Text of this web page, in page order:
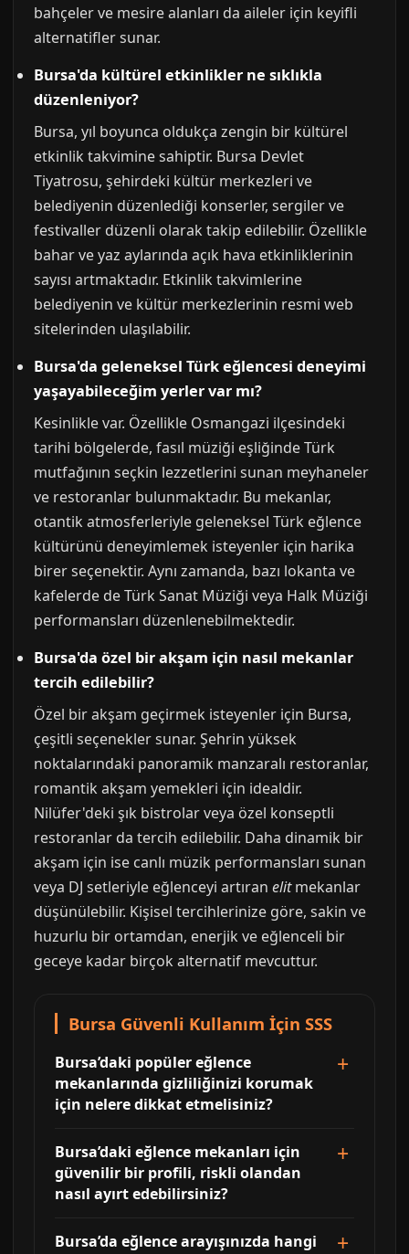
bahçeler ve mesire alanları da aileler için keyifli
alternatifler sunar.
Bursa'da kültürel etkinlikler ne sıklıkla
düzenleniyor?
Bursa, yıl boyunca oldukça zengin bir kültürel
etkinlik takvimine sahiptir. Bursa Devlet
Tiyatrosu, şehirdeki kültür merkezleri ve
belediyenin düzenlediği konserler, sergiler ve
festivaller düzenli olarak takip edilebilir. Özellikle
bahar ve yaz aylarında açık hava etkinliklerinin
sayısı artmaktadır. Etkinlik takvimlerine
belediyenin ve kültür merkezlerinin resmi web
sitelerinden ulaşılabilir.
Bursa'da geleneksel Türk eğlencesi deneyimi
yaşayabileceğim yerler var mı?
Kesinlikle var. Özellikle Osmangazi ilçesindeki
tarihi bölgelerde, fasıl müziği eşliğinde Türk
mutfağının seçkin lezzetlerini sunan meyhaneler
ve restoranlar bulunmaktadır. Bu mekanlar,
otantik atmosferleriyle geleneksel Türk eğlence
kültürünü deneyimlemek isteyenler için harika
birer seçenektir. Aynı zamanda, bazı lokanta ve
kafelerde de Türk Sanat Müziği veya Halk Müziği
performansları düzenlenebilmektedir.
Bursa'da özel bir akşam için nasıl mekanlar
tercih edilebilir?
Özel bir akşam geçirmek isteyenler için Bursa,
çeşitli seçenekler sunar. Şehrin yüksek
noktalarındaki panoramik manzaralı restoranlar,
romantik akşam yemekleri için idealdir.
Nilüfer'deki şık bistrolar veya özel konseptli
restoranlar da tercih edilebilir. Daha dinamik bir
akşam için ise canlı müzik performansları sunan
veya DJ setleriyle eğlenceyi artıran elitmekanlar
düşünülebilir. Kişisel tercihlerinize göre, sakin ve
huzurlu bir ortamdan, enerjik ve eğlenceli bir
geceye kadar birçok alternatif mevcuttur.
Bursa Güvenli Kullanım İçin SSS
Bursa’daki popüler eğlence
mekanlarında gizliliğinizi korumak
için nelere dikkat etmelisiniz?
Bursa’daki eğlence mekanları için
güvenilir bir profili, riskli olandan
nasıl ayırt edebilirsiniz?
Bursa’da eğlence arayışınızda hangi